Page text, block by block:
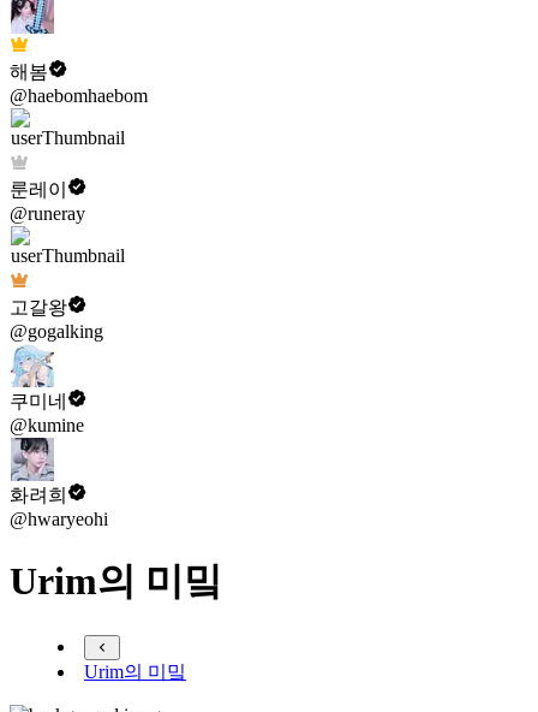
해봄
@haebomhaebom
룬레이
@runeray
고갈왕
@gogalking
쿠미네
@kumine
화려희
@hwaryeohi
Urim의 미밐
Urim의 미밐